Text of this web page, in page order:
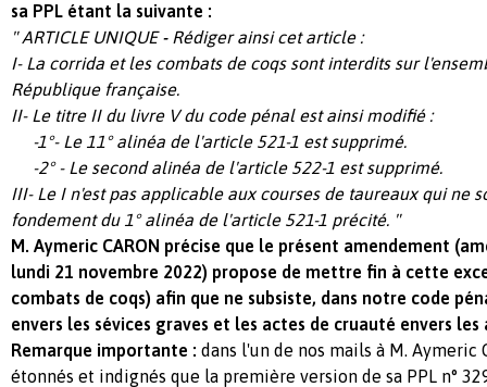
sa PPL étant la suivante :
" ARTICLE UNIQUE- Rédiger ainsi cet article :
I- La corrida et les combats de coqs sont interdits sur
République française.
II- Le titre II du livre V du code pénal est ainsi modifié :
-1°- Le 11° alinéa de l'article 521-1 est supprimé.
-2° - Le second alinéa de l'article 522-1 est supprimé.
III- Le I n'est pas applicable aux courses de taureaux qui ne
fondement du 1° alinéa de l'article 521-1 précité. "
M. Aymeric CARON précise que le présent amendement
lundi 21 novembre 2022) propose de mettre fin à cette
combats de coqs) afin que ne subsiste, dans notre code
envers les sévices graves et les actes de cruauté envers les
Remarque importante : dans l'un de nos mails à M. Aymeric
étonnés et indignés que la première version de sa PPL n°